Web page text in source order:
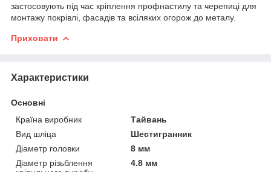
застосовують під час кріплення профнастилу та черепиці для
монтажу покрівлі, фасадів та всіляких огорож до металу.
Приховати
Характеристики
Основні
Країна виробник
Тайвань
Вид шліца
Шестигранник
Діаметр головки
8 мм
Діаметр різьблення
4.8 мм